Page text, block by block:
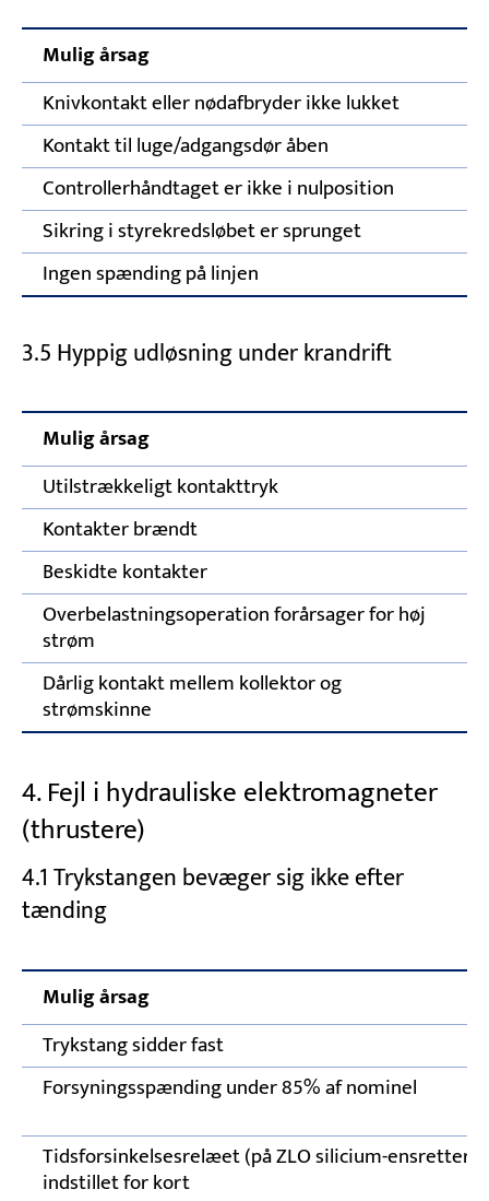
Mulig årsag
Knivkontakt eller nødafbryder ikke lukket
Kontakt til luge/adgangsdør åben
Controllerhåndtaget er ikke i nulposition
Sikring i styrekredsløbet er sprunget
Ingen spænding på linjen
3.5 Hyppig udløsning under krandrift
Mulig årsag
Utilstrækkeligt kontakttryk
Kontakter brændt
Beskidte kontakter
Overbelastningsoperation forårsager for høj
strøm
Dårlig kontakt mellem kollektor og
strømskinne
4. Fejl i hydrauliske elektromagneter
(thrustere)
4.1 Trykstangen bevæger sig ikke efter
tænding
Mulig årsag
Trykstang sidder fast
Forsyningsspænding under 85% af nominel
Tidsforsinkelsesrelæet (på ZLO silicium-ensretter)
indstillet for kort